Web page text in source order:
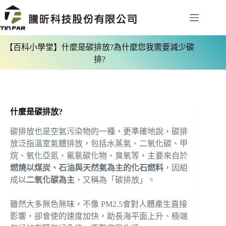
【百科小學堂】什麼是碳排放?為什麼您我需要減少碳
排?
什麼是碳排放?
碳排放也是空氣污染物的一種，更準確地說，碳排
放泛指溫室氣體排放，包括水蒸氣、二氧化碳、甲
烷、氧化亞氮、氟氯碳化物、臭氧等，主要來自於
燃燒以煤炭、石油與天然氣為主的化石燃料 ，因組
成以二氧化碳為主 ，又稱為「碳排放」。
雖然大多無色無味，不像 PM2.5會對人體產生直接
影響，卻會使的速度加快，助長海平面上升、極端